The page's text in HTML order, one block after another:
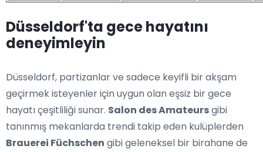
Düsseldorf'ta gece hayatını
deneyimleyin
Düsseldorf, partizanlar ve sadece keyifli bir akşam
geçirmek isteyenler için uygun olan eşsiz bir gece
hayatı çeşitliliği sunar. Salon des Amateursgibi
tanınmış mekanlarda trendi takip eden kulüplerden
Brauerei Füchschen gibi geleneksel bir birahane de